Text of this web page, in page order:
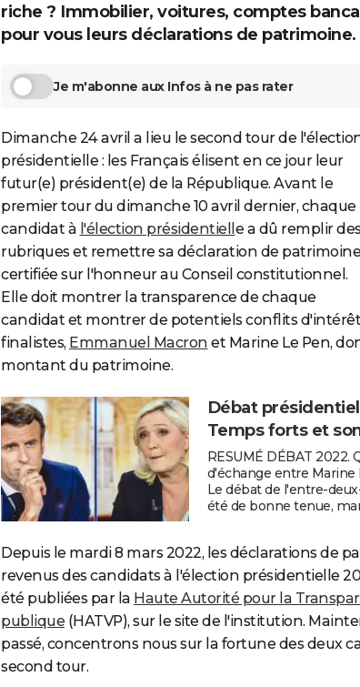
riche ? Immobilier, voitures, comptes
pour vous leurs déclarations de patrimoine.
Je m'abonne aux Infos à ne pas rater
Dimanche 24 avril a lieu le second tour de
présidentielle : les Français élisent en ce jour leur
futur(e) président(e) de la République. Avant le
premier tour du dimanche 10 avril dernier, chaque
candidat à l'élection présidentiell e a dû remplir
rubriques et remettre sa déclaration de patrimoine
certifiée sur l'honneur au Conseil constitutionnel.
Elle doit montrer la transparence de chaque
candidat et montrer de potentiels conflits
finalistes, Emmanuel Macron et Marine Le Pen,
montant du patrimoine.
Débat
Temps forts et
RESUMÉ DÉBAT
d'échange entre
Le débat de l'entre-
été de bonne tenue,
Depuis le mardi 8 mars 2022, les déclarations de
revenus des candidats à l'élection présidentielle
été publiées par la Haute Autorité pour la
publique (HATVP), sur le site de l'institution.
passé, concentrons nous sur la fortune des deux
second tour.